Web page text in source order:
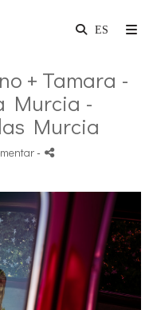
+ Tamara -
Murcia -
Murcia
-